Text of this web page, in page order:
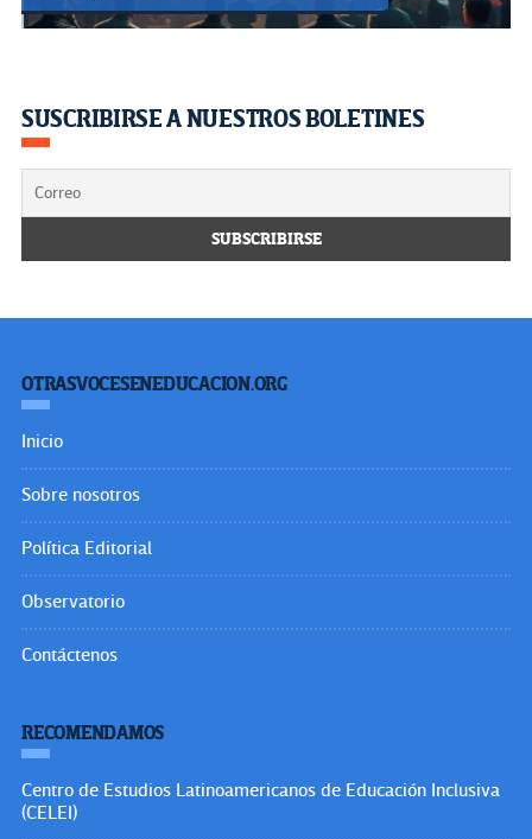
SUSCRIBIRSE A NUESTROS BOLETINES
OTRASVOCESENEDUCACION.ORG
Inicio
Sobre nosotros
Política Editorial
Observatorio
Contáctenos
RECOMENDAMOS
Centro de Estudios Latinoamericanos de Educación Inclusiva
(CELEI)